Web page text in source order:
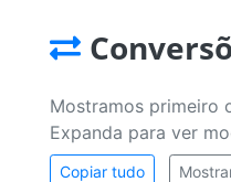
Mostramos primeiro
Expanda para ver
Copiar tudo